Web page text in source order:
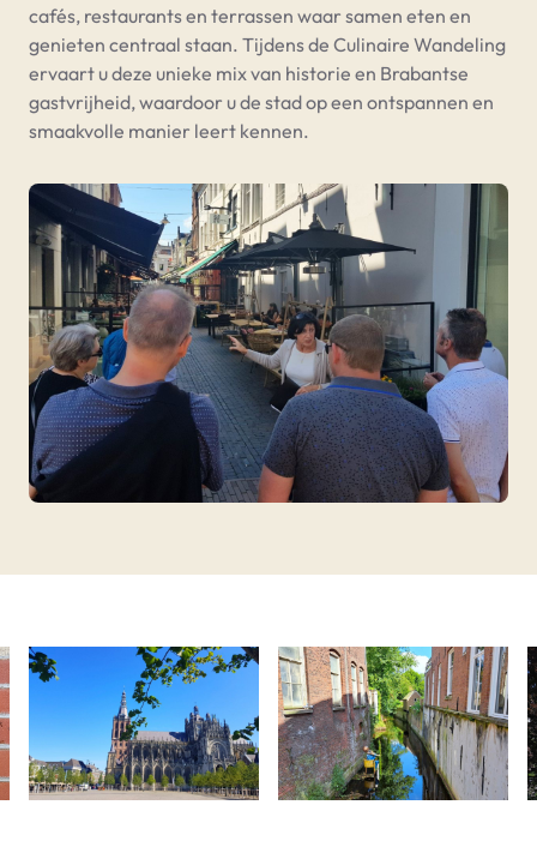
cafés, restaurants en terrassen waar samen eten en
genieten centraal staan. Tijdens de Culinaire Wandeling
ervaart u deze unieke mix van historie en Brabantse
gastvrijheid, waardoor u de stad op een ontspannen en
smaakvolle manier leert kennen.